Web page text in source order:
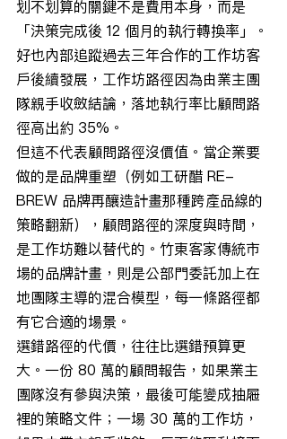
划不划算的關鍵不是費用本身，而是
「決策完成後 12 個月的執行轉換率」。
好也內部追蹤過去三年合作的工作坊客
戶後續發展，工作坊路徑因為由業主團
隊親手收斂結論，落地執行率比顧問路
徑高出約 35%。
但這不代表顧問路徑沒價值。當企業要
做的是品牌重塑（例如工研醋 RE-
BREW 品牌再釀造計畫那種跨產品線的
策略翻新），顧問路徑的深度與時間，
是工作坊難以替代的。竹東客家傳統市
場的品牌計畫，則是公部門委託加上在
地團隊主導的混合模型，每一條路徑都
有它合適的場景。
選錯路徑的代價，往往比選錯預算更
大。一份 80 萬的顧問報告，如果業主
團隊沒有參與決策，最後可能變成抽屜
裡的策略文件；一場 30 萬的工作坊，